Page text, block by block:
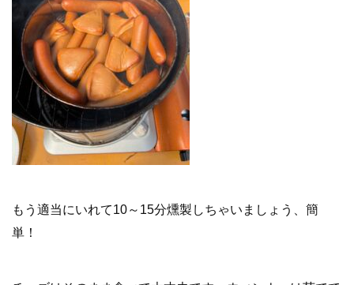
もう適当にいれて10～15分燻製しちゃいましょう、簡
単！